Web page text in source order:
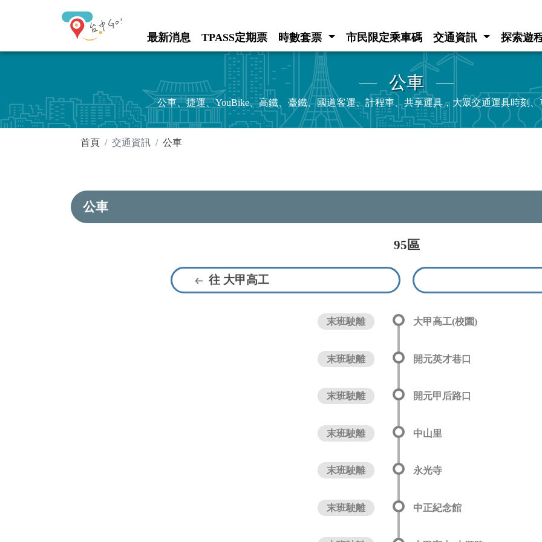
最新消息 TPASS定期票 時數套票 市民限定乘車碼 交通資訊 探索遊
公車
公車、捷運、YouBike、高鐵、臺鐵、國道客運、計程車、共享運具，大眾交通運具時刻
首頁 交通資訊 公車
公車
95區
往 大甲高工
末班駛離 大甲高工(校園)
末班駛離 開元英才巷口
末班駛離 開元甲后路口
末班駛離 中山里
末班駛離 永光寺
末班駛離 中正紀念館